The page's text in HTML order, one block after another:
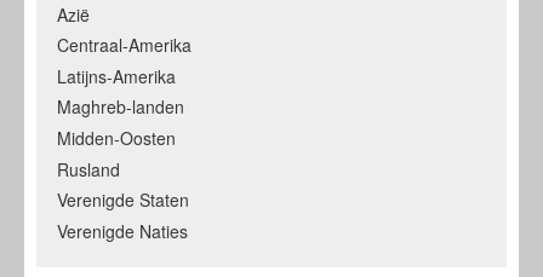
Azië
Centraal-Amerika
Latijns-Amerika
Maghreb-landen
Midden-Oosten
Rusland
Verenigde Staten
Verenigde Naties